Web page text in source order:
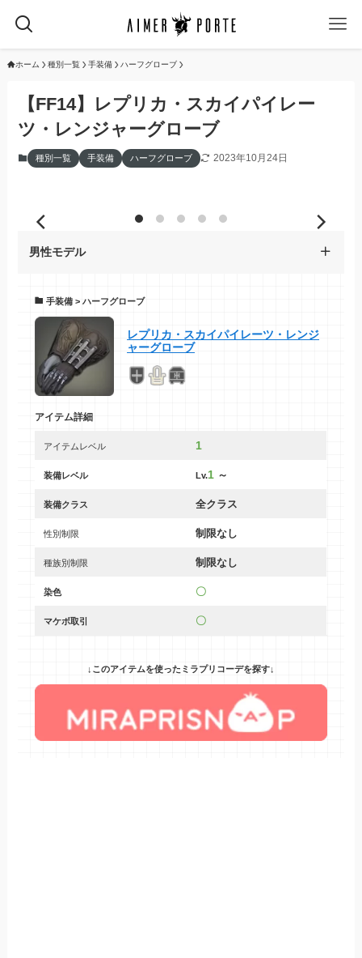
ホーム 種別一覧 手装備 ハーフグローブ
【FF14】レプリカ・スカイパイレー
ツ・レンジャーグローブ
種別一覧 手装備 ハーフグローブ 2023年10月24日
男性モデル
手装備 > ハーフグローブ
レプリカ・スカイパイレーツ・レンジ
ャーグローブ
アイテム詳細
アイテムレベル 1
装備レベル Lv.1～
装備クラス 全クラス
性別制限 制限なし
種族別制限 制限なし
染色 〇
マケボ取引 〇
↓このアイテムを使ったミラプリコーデを探す↓